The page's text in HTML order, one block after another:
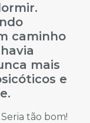
caminho
mais
e
tão bom!